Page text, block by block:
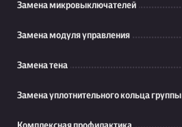
Замена микровыключателей
Замена модуля управления
Замена тена
Замена уплотнительного кольца группы